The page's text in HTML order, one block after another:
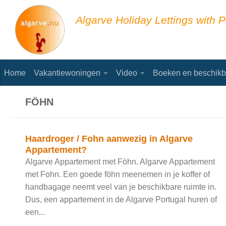
Skip to content
Algarve Holiday Lettings with
Home Vakantiewoningen Video Boeken en
FÖHN
Haardroger / Fohn aanwezig in Algarve
Appartement?
Algarve Appartement met Föhn. Algarve Appartement
met Fohn. Een goede föhn meenemen in je koffer of
handbagage neemt veel van je beschikbare ruimte in.
Dus, een appartement in de Algarve Portugal huren of
een...